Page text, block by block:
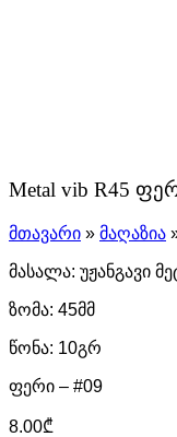
Metal vib R45
მთავარი » მაღაზია
მასალა: უჟანგავი
ზომა: 45მმ
წონა: 10გრ
ფერი – #09
8.00₾